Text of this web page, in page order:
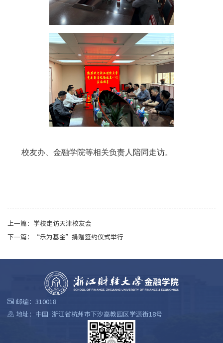
校友办、金融学院等相关负责人陪同走访。
上一篇： 学校走访天津校友会
下一篇：
“乐为基金”捐赠签约仪式举行
邮编：310018
地址：中国·浙江省杭州市下沙高教园区学源街18号